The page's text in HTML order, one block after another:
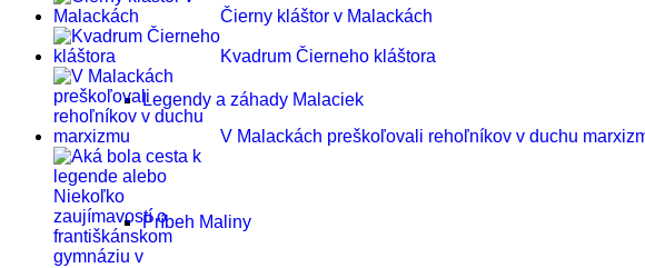
Legendy a záhady Malaciek
Príbeh Maliny
Čierny kláštor v Malackách
Kvadrum Čierneho kláštora
V Malackách preškoľovali rehoľníkov v duchu